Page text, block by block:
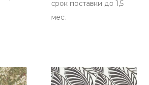
срок поставки до 1,5
мес.